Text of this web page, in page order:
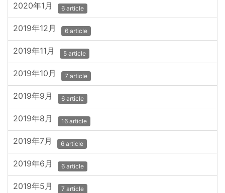
2020年1月 6 article
2019年12月 6 article
2019年11月 5 article
2019年10月 7 article
2019年9月 6 article
2019年8月 16 article
2019年7月 6 article
2019年6月 6 article
2019年5月 7 article